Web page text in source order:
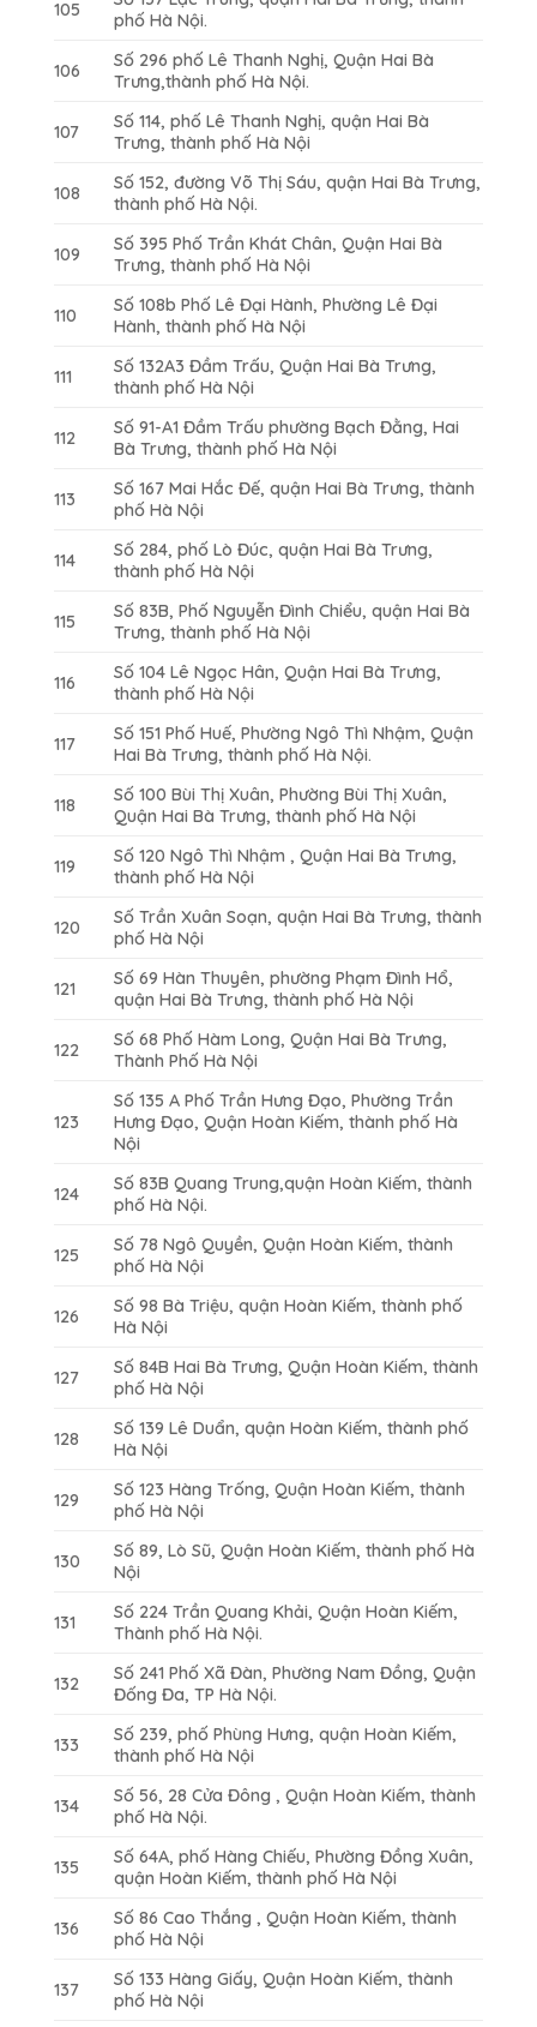
105
phố Hà Nội.
106
Số 296 phố Lê Thanh Nghị, Quận Hai Bà
Trưng,thành phố Hà Nội.
107
Số 114, phố Lê Thanh Nghị, quận Hai Bà
Trưng, thành phố Hà Nội
108
Số 152, đường Võ Thị Sáu, quận Hai Bà Trưng,
thành phố Hà Nội.
109
Số 395 Phố Trần Khát Chân, Quận Hai Bà
Trưng, thành phố Hà Nội
110
Số 108b Phố Lê Đại Hành, Phường Lê Đại
Hành, thành phố Hà Nội
111
Số 132A3 Đầm Trấu, Quận Hai Bà Trưng,
thành phố Hà Nội
112
Số 91-A1 Đầm Trấu phường Bạch Đằng, Hai
Bà Trưng, thành phố Hà Nội
113
Số 167 Mai Hắc Đế, quận Hai Bà Trưng, thành
phố Hà Nội
114
Số 284, phố Lò Đúc, quận Hai Bà Trưng,
thành phố Hà Nội
115
Số 83B, Phố Nguyễn Đình Chiểu, quận Hai Bà
Trưng, thành phố Hà Nội
116
Số 104 Lê Ngọc Hân, Quận Hai Bà Trưng,
thành phố Hà Nội
117
Số 151 Phố Huế, Phường Ngô Thì Nhậm, Quận
Hai Bà Trưng, thành phố Hà Nội.
118
Số 100 Bùi Thị Xuân, Phường Bùi Thị Xuân,
Quận Hai Bà Trưng, thành phố Hà Nội
119
Số 120 Ngô Thì Nhậm , Quận Hai Bà Trưng,
thành phố Hà Nội
120
Số Trần Xuân Soạn, quận Hai Bà Trưng, thành
phố Hà Nội
121
Số 69 Hàn Thuyên, phường Phạm Đình Hổ,
quận Hai Bà Trưng, thành phố Hà Nội
122
Số 68 Phố Hàm Long, Quận Hai Bà Trưng,
Thành Phố Hà Nội
123
Số 135 A Phố Trần Hưng Đạo, Phường Trần
Hưng Đạo, Quận Hoàn Kiếm, thành phố Hà
Nội
124
Số 83B Quang Trung,quận Hoàn Kiếm, thành
phố Hà Nội.
125
Số 78 Ngô Quyền, Quận Hoàn Kiếm, thành
phố Hà Nội
126
Số 98 Bà Triệu, quận Hoàn Kiếm, thành phố
Hà Nội
127
Số 84B Hai Bà Trưng, Quận Hoàn Kiếm, thành
phố Hà Nội
128
Số 139 Lê Duẩn, quận Hoàn Kiếm, thành phố
Hà Nội
129
Số 123 Hàng Trống, Quận Hoàn Kiếm, thành
phố Hà Nội
130
Số 89, Lò Sũ, Quận Hoàn Kiếm, thành phố Hà
Nội
131
Số 224 Trần Quang Khải, Quận Hoàn Kiếm,
Thành phố Hà Nội.
132
Số 241 Phố Xã Đàn, Phường Nam Đồng, Quận
Đống Đa, TP Hà Nội.
133
Số 239, phố Phùng Hưng, quận Hoàn Kiếm,
thành phố Hà Nội
134
Số 56, 28 Cửa Đông , Quận Hoàn Kiếm, thành
phố Hà Nội.
135
Số 64A, phố Hàng Chiếu, Phường Đồng Xuân,
quận Hoàn Kiếm, thành phố Hà Nội
136
Số 86 Cao Thắng , Quận Hoàn Kiếm, thành
phố Hà Nội
137
Số 133 Hàng Giấy, Quận Hoàn Kiếm, thành
phố Hà Nội